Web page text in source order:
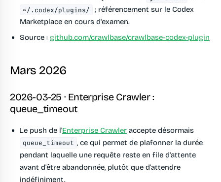
~/.codex/plugins/
; référencement sur le Codex
Marketplace en cours d'examen.
Source : github.com/crawlbase/crawlbase-codex-plugin
Mars 2026
2026-03-25 · Enterprise Crawler :
queue_timeout
Le push de l'Enterprise Crawler accepte désormais
queue_timeout , ce qui permet de plafonner la durée
pendant laquelle une requête reste en file d'attente
avant d'être abandonnée, plutôt que d'attendre
indéfiniment.